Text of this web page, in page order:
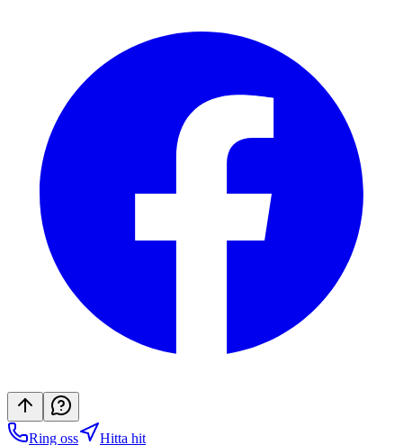
Ring oss Hitta hit